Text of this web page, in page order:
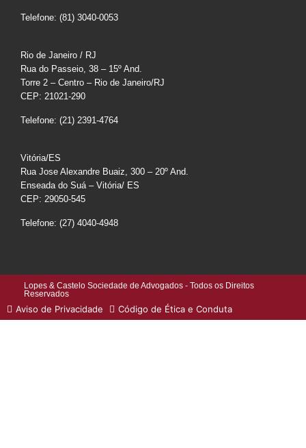
Telefone: (81) 3040-0053
Rio de Janeiro / RJ
Rua do Passeio, 38 – 15º And.
Torre 2 – Centro – Rio de Janeiro/RJ
CEP: 21021-290
Telefone: (21) 2391-4764
Vitória/ES
Rua Jose Alexandre Buaiz, 300 – 20º And.
Enseada do Suá – Vitória/ ES
CEP: 29050-545
Telefone: (27) 4040-4948
Lopes & Castelo Sociedade de Advogados - Todos os Direitos
Reservados
Aviso de Privacidade Código de Ética e Conduta